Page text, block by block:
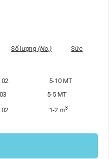
Số lượng(No.)
Sức
10 MT
5 MT
1-2 m3